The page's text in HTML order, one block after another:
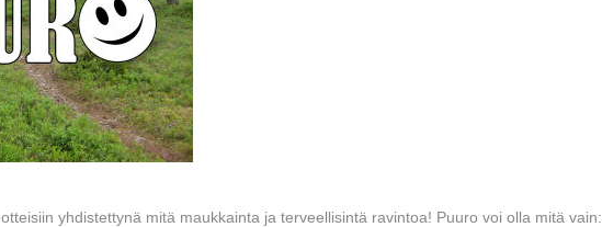
yhdistettynä mitä maukkainta ja terveellisintä ravintoa! Puuro voi olla mitä vain: